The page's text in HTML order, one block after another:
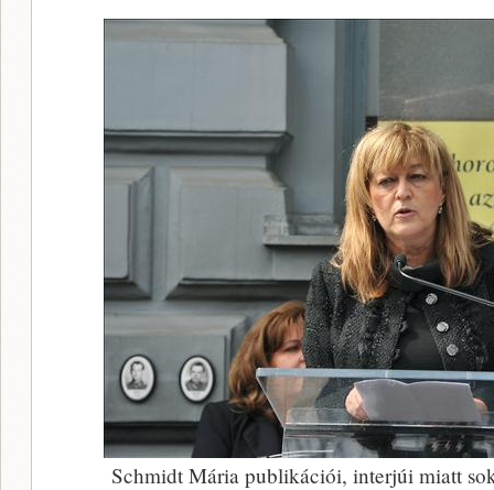
Schmidt Mária publikációi, interjúi miatt